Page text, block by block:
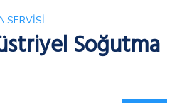
SERVISI
Soğutma